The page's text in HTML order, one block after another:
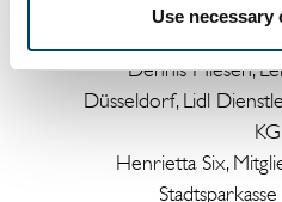
Use necessary
Gesellschafter, Catella
Dennis Miesen,
Düsseldorf, Lidl
KG
Henrietta Six,